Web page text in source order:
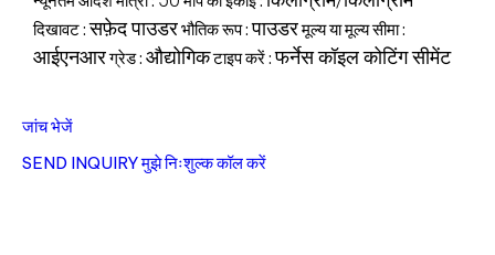
दिखावट :सफ़ेद पाउडरभौतिक रूप :पाउडरमूल्य या मूल्य सीमा :
आईएनआरग्रेड : औद्योगिकटाइप करें :फर्नेस कॉइल कोटिंग सीमेंट
जांच भेजें
SEND INQUIRYमुझे निःशुल्क कॉल करें